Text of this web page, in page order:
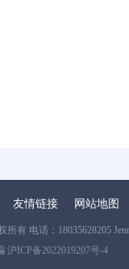
友情链接 网站地图
所有 电话：18035628205
沪ICP备2022019207号-4